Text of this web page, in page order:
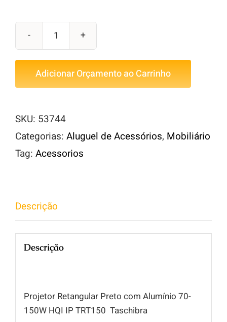
HQI
Preto
Blindado
Adicionar Orçamento ao Carrinho
SKU: 53744
Categorias: Aluguel de Acessórios, Mobiliário
Tag: Acessorios
Descrição
Descrição
Projetor Retangular Preto com Alumínio 70-
150W HQI IP TRT150 Taschibra